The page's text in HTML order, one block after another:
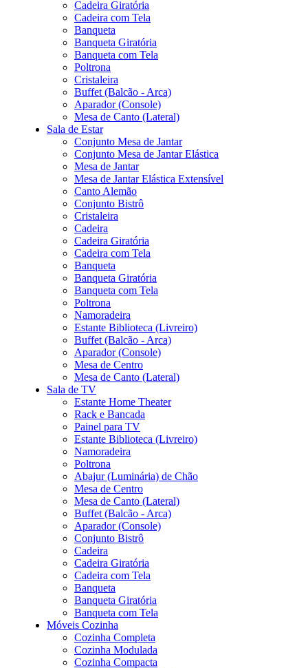
Cadeira Giratória
Cadeira com Tela
Banqueta
Banqueta Giratória
Banqueta com Tela
Poltrona
Cristaleira
Buffet (Balcão - Arca)
Aparador (Console)
Mesa de Canto (Lateral)
Sala de Estar
Conjunto Mesa de Jantar
Conjunto Mesa de Jantar Elástica
Mesa de Jantar
Mesa de Jantar Elástica Extensível
Canto Alemão
Conjunto Bistrô
Cristaleira
Cadeira
Cadeira Giratória
Cadeira com Tela
Banqueta
Banqueta Giratória
Banqueta com Tela
Poltrona
Namoradeira
Estante Biblioteca (Livreiro)
Buffet (Balcão - Arca)
Aparador (Console)
Mesa de Centro
Mesa de Canto (Lateral)
Sala de TV
Estante Home Theater
Rack e Bancada
Painel para TV
Estante Biblioteca (Livreiro)
Namoradeira
Poltrona
Abajur (Luminária) de Chão
Mesa de Centro
Mesa de Canto (Lateral)
Buffet (Balcão - Arca)
Aparador (Console)
Conjunto Bistrô
Cadeira
Cadeira Giratória
Cadeira com Tela
Banqueta
Banqueta Giratória
Banqueta com Tela
Móveis Cozinha
Cozinha Completa
Cozinha Modulada
Cozinha Compacta